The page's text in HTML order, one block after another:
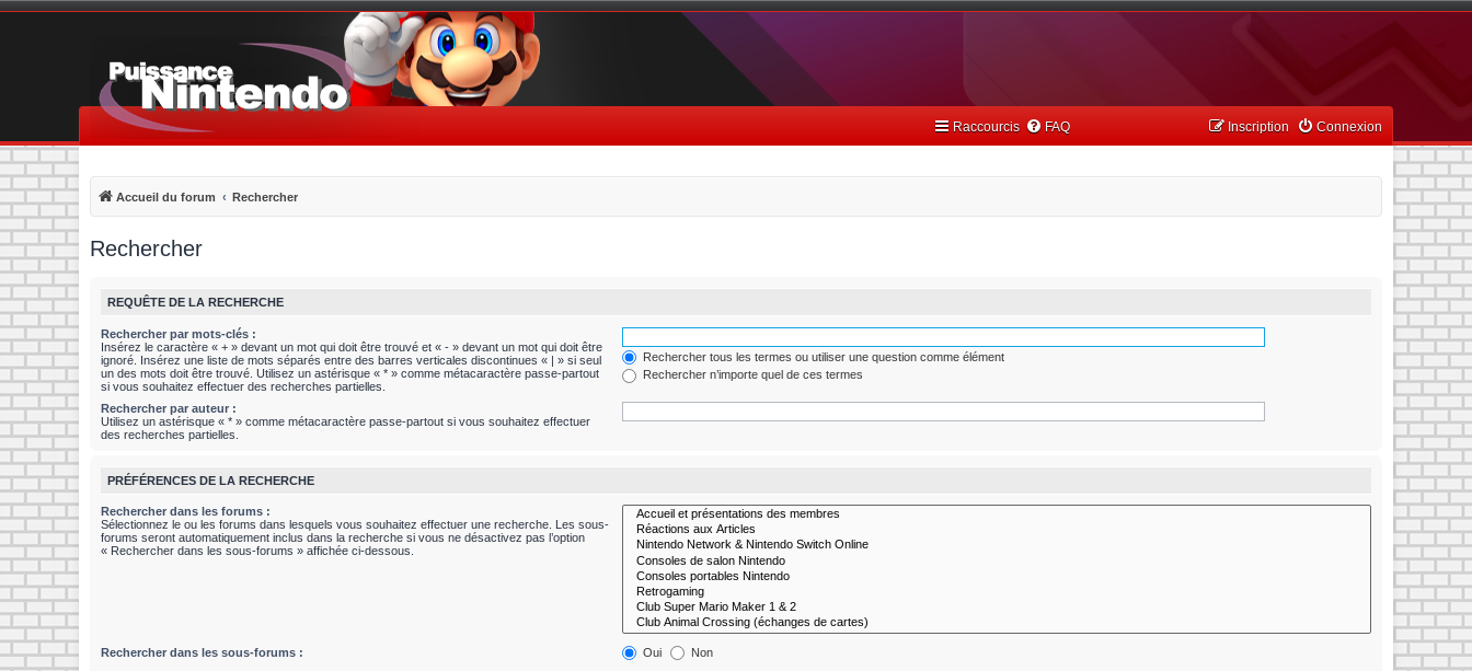
Raccourcis FAQ Connexion
Inscription
Accueil du forum Rechercher
Rechercher
REQUÊTE DE LA RECHERCHE
Rechercher par mots-clés :
Insérez le caractère « + » devant un mot qui doit être trouvé et « - » devant un mot qui doit être
ignoré. Insérez une liste de mots séparés entre des barres verticales discontinues « | » si seul
un des mots doit être trouvé. Utilisez un astérisque « * » comme métacaractère passe-partout
si vous souhaitez effectuer des recherches partielles.
Rechercher tous les termes ou utiliser une question comme élément
Rechercher n’importe quel de ces termes
Rechercher par auteur :
Utilisez un astérisque « * » comme métacaractère passe-partout si vous souhaitez effectuer
des recherches partielles.
PRÉFÉRENCES DE LA RECHERCHE
Rechercher dans les forums :
Sélectionnez le ou les forums dans lesquels vous souhaitez effectuer une recherche. Les sous-
forums seront automatiquement inclus dans la recherche si vous ne désactivez pas l’option
« Rechercher dans les sous-forums » affichée ci-dessous.
Rechercher dans les sous-forums : Oui Non